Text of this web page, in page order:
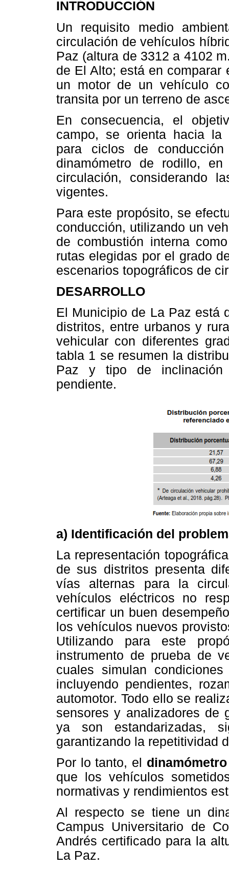
INTRODUCCIÓN
Un requisito medio
circulación de vehículos
Paz (altura de 3312 a 4102
de El Alto; está en comparar
un motor de un vehículo
transita por un terreno de
En consecuencia, el
campo, se orienta hacia la
para ciclos de
dinamómetro de rodillo,
circulación, considerando
vigentes.
Para este propósito, se
conducción, utilizando un
de combustión interna
rutas elegidas por el grado
escenarios topográficos de
DESARROLLO
El Municipio de La Paz está
distritos, entre urbanos y
vehicular con diferentes
tabla 1 se resumen la
Paz y tipo de inclinación
pendiente.
a) Identificación del
La representación
de sus distritos presenta
vías alternas para la
vehículos eléctricos no
certificar un buen
los vehículos nuevos
Utilizando para este
instrumento de prueba de
cuales simulan
incluyendo pendientes,
automotor. Todo ello se
sensores y analizadores de
ya son estandarizadas,
garantizando la repetitividad
Por lo tanto, el
que los vehículos
normativas y rendimientos
Al respecto se tiene un
Campus Universitario de
Andrés certificado para la
La Paz.